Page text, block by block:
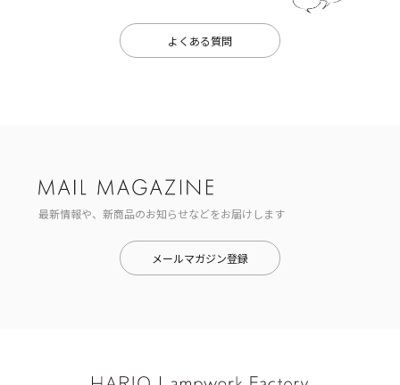
よくある質問
最新情報や、新商品のお知らせなどをお届けします
メールマガジン登録